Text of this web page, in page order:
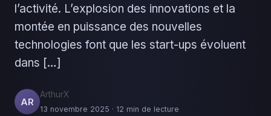
l’activité. L’explosion des innovations et la
montée en puissance des nouvelles
technologies font que les start-ups évoluent
dans […]
AR
ArthurX
13 novembre 2025 · 12 min de lecture